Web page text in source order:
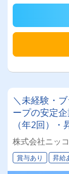
＼未経験・
ープの安定
（年2回）
の専属車両★
◎★資格取得
女性ドライバ
株式会社ニッ
賞与あり 昇給